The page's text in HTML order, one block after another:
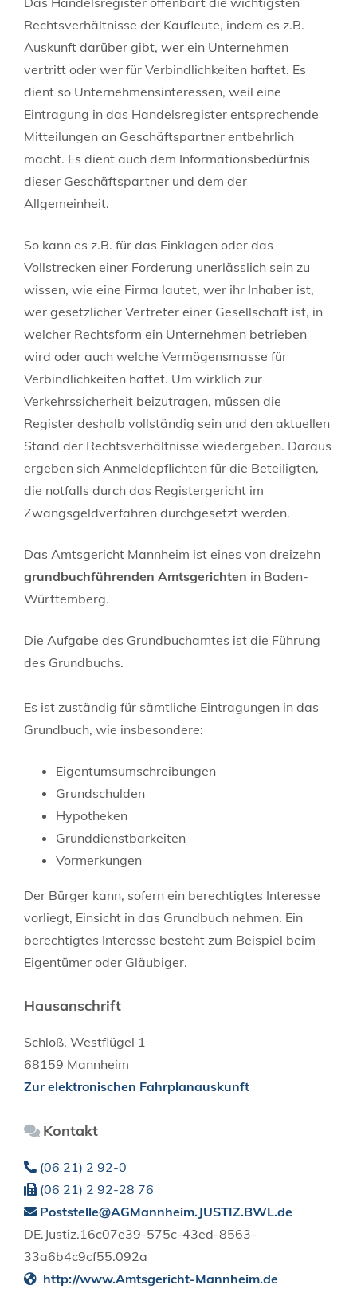
Rechtsverhältnisse der Kaufleute, indem es z.B.
Auskunft darüber gibt, wer ein Unternehmen
vertritt oder wer für Verbindlichkeiten haftet. Es
dient so Unternehmensinteressen, weil eine
Eintragung in das Handelsregister entsprechende
Mitteilungen an Geschäftspartner entbehrlich
macht. Es dient auch dem Informationsbedürfnis
dieser Geschäftspartner und dem der
Allgemeinheit.
So kann es z.B. für das Einklagen oder das
Vollstrecken einer Forderung unerlässlich sein zu
wissen, wie eine Firma lautet, wer ihr Inhaber ist,
wer gesetzlicher Vertreter einer Gesellschaft ist, in
welcher Rechtsform ein Unternehmen betrieben
wird oder auch welche Vermögensmasse für
Verbindlichkeiten haftet. Um wirklich zur
Verkehrssicherheit beizutragen, müssen die
Register deshalb vollständig sein und den aktuellen
Stand der Rechtsverhältnisse wiedergeben. Daraus
ergeben sich Anmeldepflichten für die Beteiligten,
die notfalls durch das Registergericht im
Zwangsgeldverfahren durchgesetzt werden.
Das Amtsgericht Mannheim ist eines von dreizehn
grundbuchführenden Amtsgerichten in Baden-
Württemberg.
Die Aufgabe des Grundbuchamtes ist die Führung
des Grundbuchs.
Es ist zuständig für sämtliche Eintragungen in das
Grundbuch, wie insbesondere:
Eigentumsumschreibungen
Grundschulden
Hypotheken
Grunddienstbarkeiten
Vormerkungen
Der Bürger kann, sofern ein berechtigtes Interesse
vorliegt, Einsicht in das Grundbuch nehmen. Ein
berechtigtes Interesse besteht zum Beispiel beim
Eigentümer oder Gläubiger.
Hausanschrift
Schloß, Westflügel 1
68159 Mannheim
Zur elektronischen Fahrplanauskunft
Kontakt
(06 21) 2 92-0
(06 21) 2 92-28 76
Poststelle@AGMannheim.JUSTIZ.BWL.de
DE.Justiz.16c07e39-575c-43ed-8563-
33a6b4c9cf55.092a
http://www.Amtsgericht-Mannheim.de